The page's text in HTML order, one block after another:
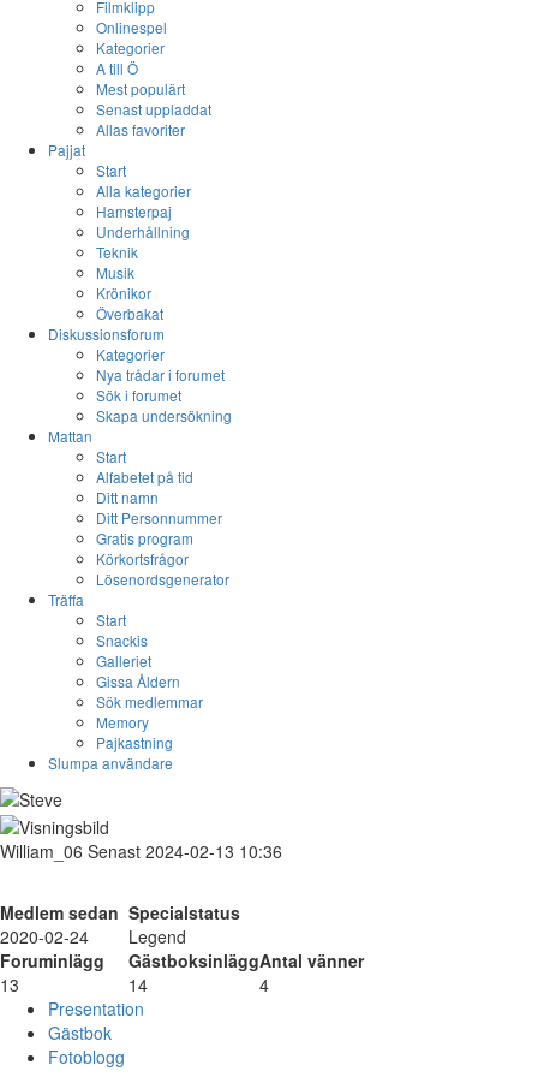
Filmklipp
Onlinespel
Kategorier
A till Ö
Mest populärt
Senast uppladdat
Allas favoriter
Pajjat
Start
Alla kategorier
Hamsterpaj
Underhållning
Teknik
Musik
Krönikor
Överbakat
Diskussionsforum
Kategorier
Nya trådar i forumet
Sök i forumet
Skapa undersökning
Mattan
Start
Alfabetet på tid
Ditt namn
Ditt Personnummer
Gratis program
Körkortsfrågor
Lösenordsgenerator
Träffa
Start
Snackis
Galleriet
Gissa Åldern
Sök medlemmar
Memory
Pajkastning
Slumpa användare
William_06 Senast 2024-02-13 10:36
Medlem sedan Specialstatus
2020-02-24
Legend
Foruminlägg
GästboksinläggAntal vänner
13
14
4
Presentation
Gästbok
Fotoblogg